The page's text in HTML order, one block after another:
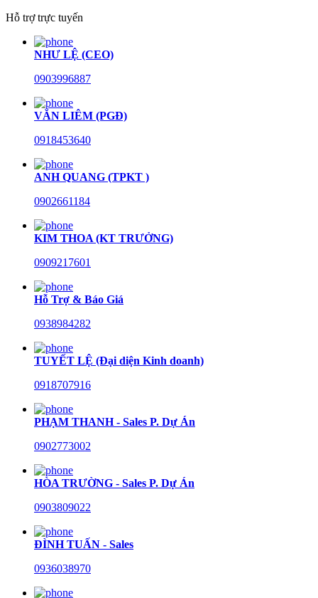
Hỗ trợ trực tuyến
NHƯ LỆ (CEO)
0903996887
VĂN LIÊM (PGĐ)
0918453640
ANH QUANG (TPKT )
0902661184
KIM THOA (KT TRƯỞNG)
0909217601
Hỗ Trợ & Báo Giá
0938984282
TUYẾT LỆ (Đại diện Kinh doanh)
0918707916
PHẠM THANH - Sales P. Dự Án
0902773002
HÒA TRƯỜNG - Sales P. Dự Án
0903809022
ĐÌNH TUẤN - Sales
0936038970